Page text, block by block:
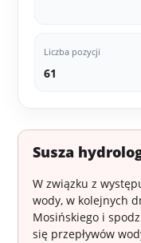
Liczba pozycji
61
Susza
W związku z
wody, w kolejnych
Mosińskiego i
się przepływów